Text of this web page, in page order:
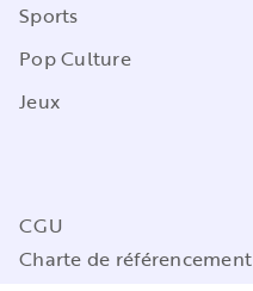
Sports
Pop Culture
Jeux
CGU
Charte de référencement